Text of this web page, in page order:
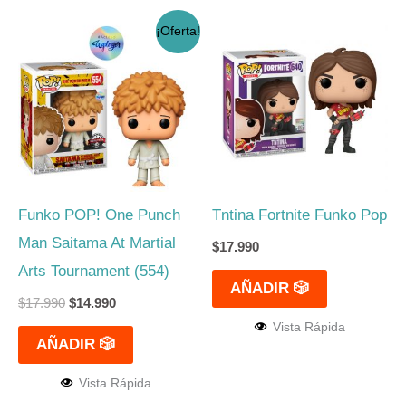
¡Oferta!
Funko POP! One Punch
Man Saitama At Martial
Arts Tournament (554)
$17.990
precio
original
era:
$17.990.
$14.990
precio
actual
es:
$14.990.
AÑADIR 🎲
Vista Rápida
Tntina Fortnite Funko Pop
$17.990
AÑADIR 🎲
Vista Rápida